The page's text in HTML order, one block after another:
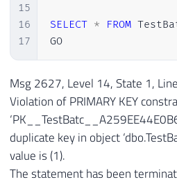
15
16
17
SELECT * FROM
GO
Msg 2627, Level 14, State 1,
Violation of PRIMARY KEY
duplicate key in object
value is (1).
The statement has been